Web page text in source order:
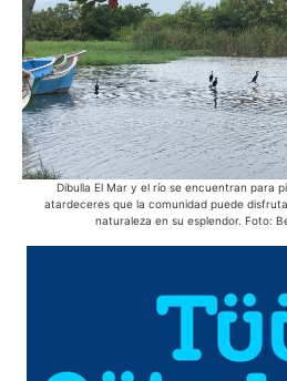
Dibulla El Mar y el río se encuentran para
atardeceres que la comunidad puede
naturaleza en su esplendor. Foto: